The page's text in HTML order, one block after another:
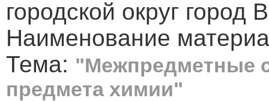
городской округ город
Наименование
Тема: "Межпредметные
предмета химии"